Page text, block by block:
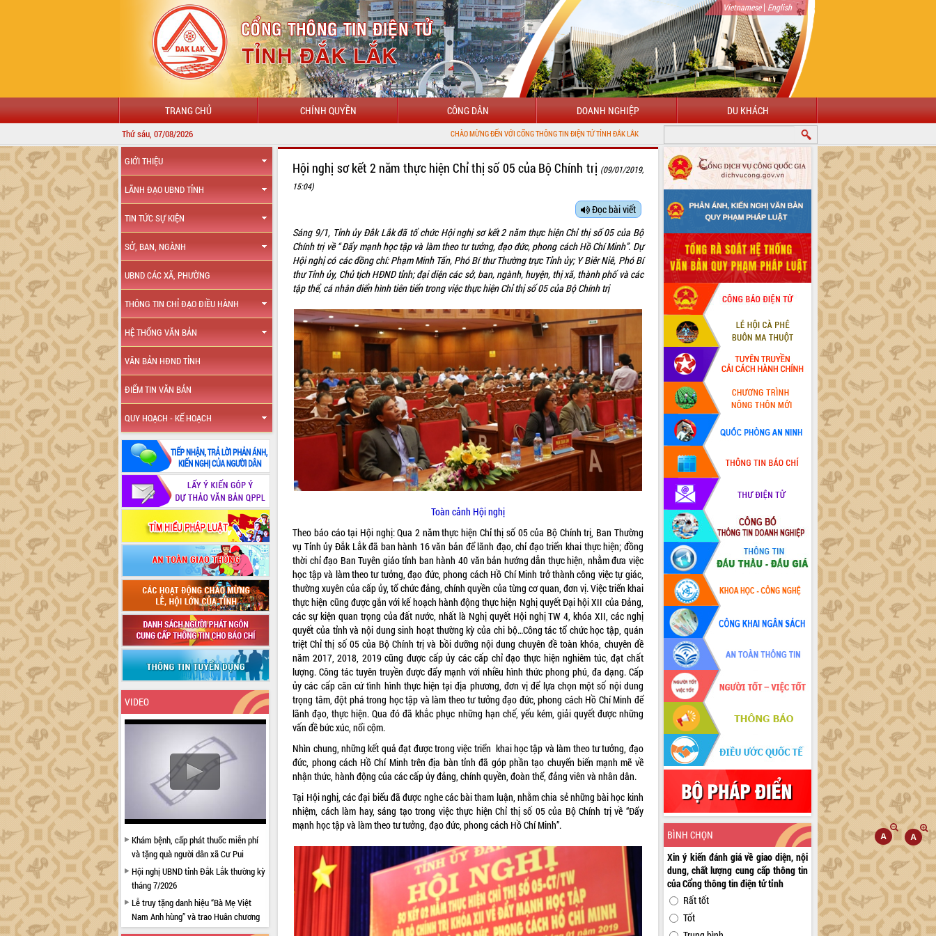
Vietnamese| English
TRANG CHỦ CHÍNH QUYỀN CÔNG DÂN DOANH NGHIỆP DU KHÁCH
Thứ sáu, 07/08/2026 CHÀO MỪNG ĐẾN VỚI CỔNG THÔNG TIN ĐIỆN TỬ TỈNH ĐẮK LẮK
GIỚI THIỆU
LÃNH ĐẠO UBND TỈNH
TIN TỨC SỰ KIỆN
SỞ, BAN, NGÀNH
UBND CÁC XÃ, PHƯỜNG
THÔNG TIN CHỈ ĐẠO ĐIỀU HÀNH
HỆ THỐNG VĂN BẢN
VĂN BẢN HĐND TỈNH
ĐIỂM TIN VĂN BẢN
QUY HOẠCH - KẾ HOẠCH
VIDEO
Khám bệnh, cấp phát thuốc miễn phí
và tặng quà người dân xã Cư Pui
Hội nghị UBND tỉnh Đắk Lắk thường kỳ
tháng 7/2026
Lễ truy tặng danh hiệu “Bà Mẹ Việt
Nam Anh hùng” và trao Huân chương
Lao động
Hội nghị sơ kết 2 năm thực hiện Chỉ thị số 05 của Bộ Chính trị (09/01/2019,
15:04)
Đọc bài viết
Sáng 9/1, Tỉnh ủy Đắk Lắk đã tổ chức Hội nghị sơ kết 2 năm thực hiện Chỉ thị số 05 của Bộ
Chính trị về “ Đẩy mạnh học tập và làm theo tư tưởng, đạo đức, phong cách Hồ Chí Minh”. Dự
Hội nghị có các đồng chí: Phạm Minh Tấn, Phó Bí thư Thường trực Tỉnh ủy; Y Biêr Niê, Phó Bí
thư Tỉnh ủy, Chủ tịch HĐND tỉnh; đại diện các sở, ban, ngành, huyện, thị xã, thành phố và các
tập thể, cá nhân điển hình tiên tiến trong việc thực hiện Chỉ thị số 05 của Bộ Chính trị
Toàn cảnh Hội nghị
Theo báo cáo tại Hội nghị: Qua 2 năm thực hiện Chỉ thị số 05 của Bộ Chính trị, Ban Thường
vụ Tỉnh ủy Đắk Lắk đã ban hành 16 văn bản để lãnh đạo, chỉ đạo triển khai thực hiện; đồng
thời chỉ đạo Ban Tuyên giáo tỉnh ban hành 40 văn bản hướng dẫn thực hiện, nhằm đưa việc
học tập và làm theo tư tưởng, đạo đức, phong cách Hồ Chí Minh trở thành công việc tự giác,
thường xuyên của cấp ủy, tổ chức đảng, chính quyền của từng cơ quan, đơn vị. Việc triển khai
thực hiện cũng được gắn với kế hoạch hành động thực hiện Nghị quyết Đại hội XII của Đảng,
các sự kiện quan trọng của đất nước, nhất là Nghị quyết Hội nghị TW 4, khóa XII, các nghị
quyết của tỉnh và nội dung sinh hoạt thường kỳ của chi bộ…Công tác tổ chức học tập, quán
triệt Chỉ thị số 05 của Bộ Chính trị và bồi dưỡng nội dung chuyên đề toàn khóa, chuyên đề
năm 2017, 2018, 2019 cũng được cấp ủy các cấp chỉ đạo thực hiện nghiêm túc, đạt chất
lượng. Công tác tuyên truyền được đẩy mạnh với nhiều hình thức phong phú, đa dạng. Cấp
ủy các cấp căn cứ tình hình thực hiện tại địa phương, đơn vị để lựa chọn một số nội dung
trọng tâm, đột phá trong học tập và làm theo tư tưởng đạo đức, phong cách Hồ Chí Minh để
lãnh đạo, thực hiện. Qua đó đã khắc phục những hạn chế, yếu kém, giải quyết được những
vấn đề bức xúc, nổi cộm.
Nhìn chung, những kết quả đạt được trong việc triển khai học tập và làm theo tư tưởng, đạo
đức, phong cách Hồ Chí Minh trên địa bàn tỉnh đã góp phần tạo chuyển biến mạnh mẽ về
nhận thức, hành động của các cấp ủy đảng, chính quyền, đoàn thể, đảng viên và nhân dân.
Tại Hội nghị, các đại biểu đã được nghe các bài tham luận, nhằm chia sẻ những bài học kinh
nhiệm, cách làm hay, sáng tạo trong việc thực hiện Chỉ thị số 05 của Bộ Chính trị về “Đẩy
mạnh học tập và làm theo tư tưởng, đạo đức, phong cách Hồ Chí Minh”.
BÌNH CHỌN
Xin ý kiến đánh giá về giao diện, nội
dung, chất lượng cung cấp thông tin
của Cổng thông tin điện tử tỉnh
Rất tốt
Tốt